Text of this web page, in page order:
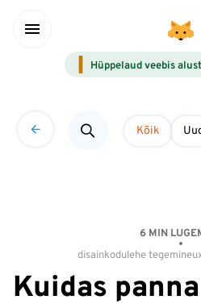
Hüppelaud veebis
Kõik
6 MIN
disainkodulehe tegemine
Kuidas